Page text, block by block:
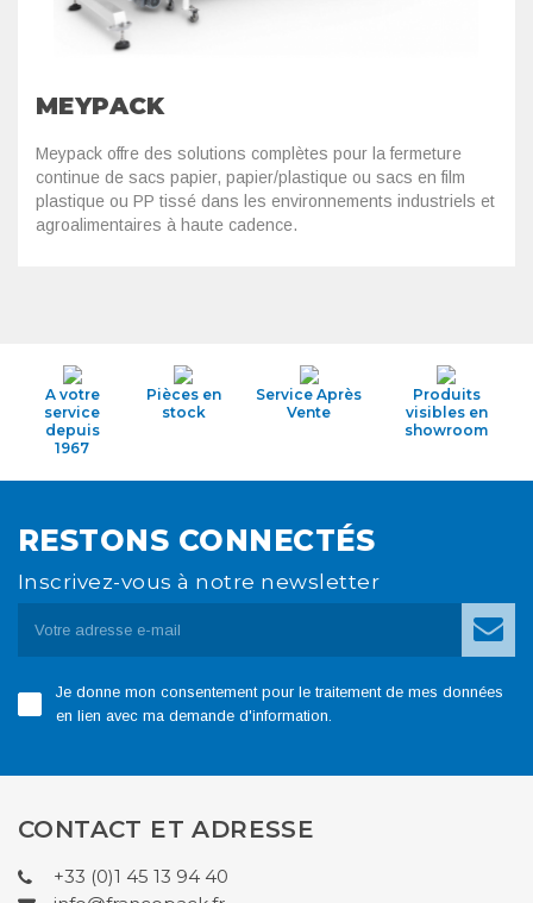
MEYPACK
Meypack offre des solutions complètes pour la fermeture
continue de sacs papier, papier/plastique ou sacs en film
plastique ou PP tissé dans les environnements industriels et
agroalimentaires à haute cadence.
A votre
service
depuis
1967
Pièces en
stock
Service Après
Vente
Produits
visibles en
showroom
RESTONS CONNECTÉS
Inscrivez-vous à notre newsletter
Je donne mon consentement pour le traitement de mes données
en lien avec ma demande d'information.
CONTACT ET ADRESSE
+33 (0)1 45 13 94 40